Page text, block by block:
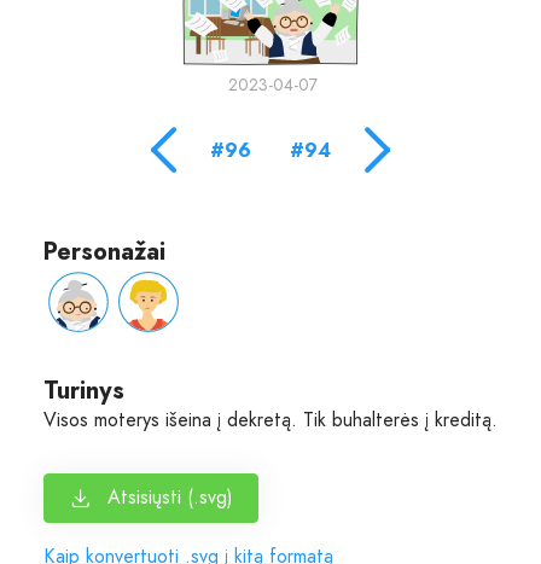
2023-04-07
#96 #94
Personažai
Turinys
Visos moterys išeina į dekretą. Tik buhalterės į kreditą.
Atsisiųsti (.svg)
Kaip konvertuoti .svg į kitą formatą